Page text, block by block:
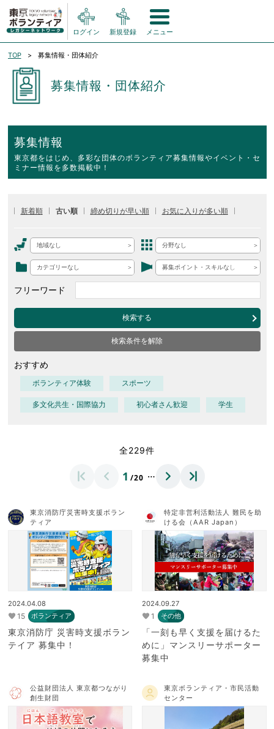
ログイン 新規登録 メニュー
TOP 募集情報・団体紹介
募集情報・団体紹介
募集情報
東京都をはじめ、多彩な団体のボランティア募集情報やイベント・セ
ミナー情報を多数掲載中！
新着順 古い順 締め切りが早い順 お気に入りが多い順
地域なし 分野なし
カテゴリーなし 募集ポイント・スキルなし
フリーワード
検索する
検索条件を解除
おすすめ
ボランティア体験 スポーツ
多文化共生・国際協力 初心者さん歓迎 学生
全229件
1 /20 …
東京消防庁災害時支援ボラン
ティア
2024.04.08
15 ボランティア
東京消防庁 災害時支援ボラン
テイア 募集中！
特定非営利活動法人 難民を助
ける会（AAR Japan）
2024.09.27
1 その他
「一刻も早く支援を届けるた
めに」マンスリーサポーター
募集中
公益財団法人 東京都つながり
創生財団
東京ボランティア・市民活動
センター